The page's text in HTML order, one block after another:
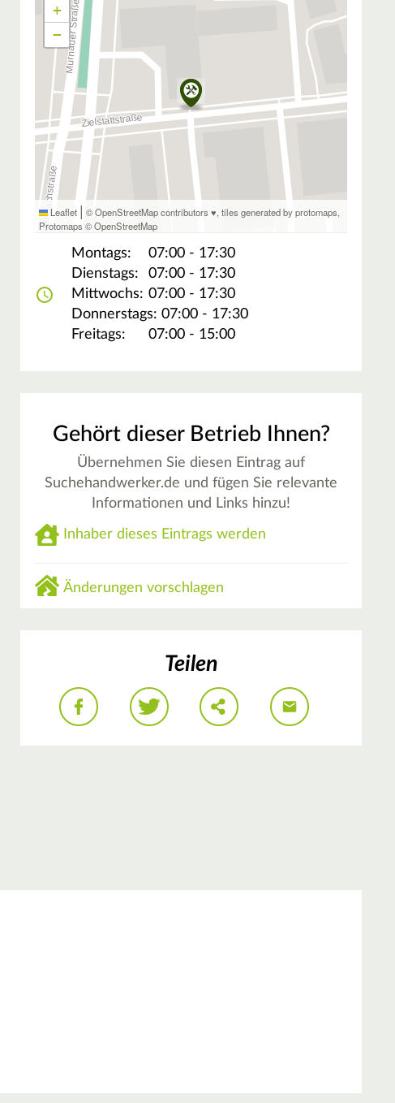
+
−
Leaflet | © OpenStreetMap contributors ♥,tiles generated by protomaps,
Protomaps ©OpenStreetMap
Montags:
07:00 - 17:30
Dienstags:
07:00 - 17:30
Mittwochs: 07:00 - 17:30
Donnerstags: 07:00 - 17:30
Freitags:
07:00 - 15:00
Gehört dieser Betrieb Ihnen?
Übernehmen Sie diesen Eintrag auf
Suchehandwerker.de und fügen Sie relevante
Informationen und Links hinzu!
Inhaber dieses Eintrags werden
Änderungen vorschlagen
Teilen